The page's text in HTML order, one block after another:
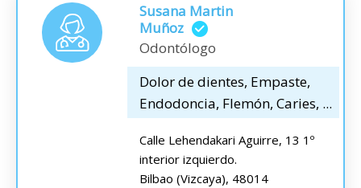
Susana Martin
Muñoz
Odontólogo
Dolor de dientes, Empaste,
Endodoncia, Flemón, Caries, ...
Calle Lehendakari Aguirre, 13 1º
interior izquierdo.
Bilbao (Vizcaya), 48014